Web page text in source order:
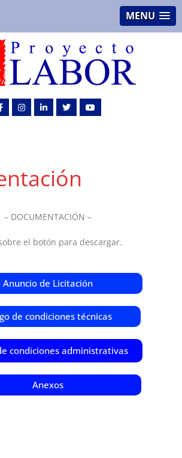
MENU
– DOCUMENTACIÓN –
el botón para descargar.
Anuncio de Licitación
de condiciones técnicas
condiciones administrativas
Anexos